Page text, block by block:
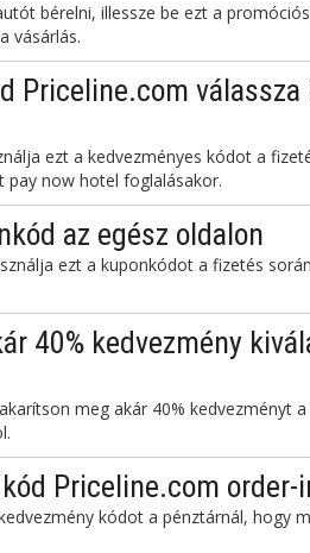
bérelni, illessze be ezt a
vásárlás.
Priceline.com válassza
ezt a kedvezményes kódot a
pay now hotel foglalásakor.
az egész oldalon
ezt a kuponkódot a fizetés
40% kedvezmény
meg akár 40% kedvezményt
Priceline.com order-
kódot a pénztárnál, hogy